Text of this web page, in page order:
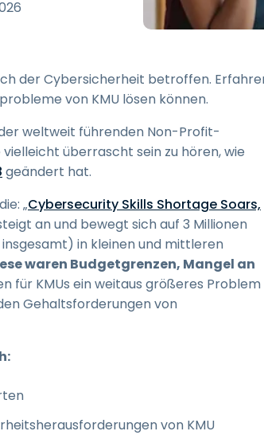
Fernzugriff auf Computer
einer Einrichtung
Endpunkt-Sicherheit
Alle Bedürfnisse
der Cybersicherheit betroffen.
von KMU lösen können.
weltweit führenden Non-Profit-
überrascht sein zu hören, wie
geändert hat.
„Cybersecurity Skills Shortage Soars,
an und bewegt sich auf 3 Millionen
in kleinen und mittleren
waren Budgetgrenzen, Mangel an
für KMUs ein weitaus größeres Problem
Gehaltsforderungen von
von KMU